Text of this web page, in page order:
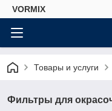
VORMIX
Товары и услуги
Фильтры для